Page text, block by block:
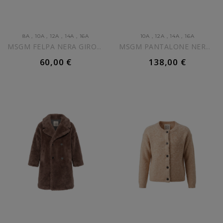
8A , 10A , 12A , 14A , 16A
MSGM FELPA NERA GIROCOLLO...
60,00 €
AGGIUNGI AL CARRELLO
10A , 12A , 14A , 16A
MSGM PANTALONE NERO WIDE...
138,00 €
AGGIUNGI AL CARRELLO